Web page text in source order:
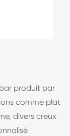
produit par
comme plat
divers creux